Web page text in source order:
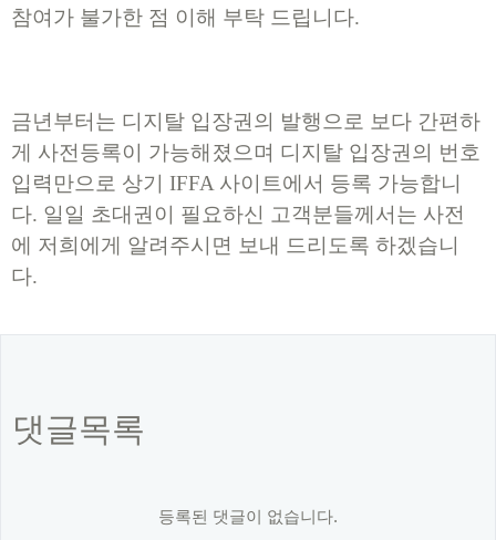
참여가 불가한 점 이해 부탁 드립니다.
금년부터는 디지탈 입장권의 발행으로 보다 간편하
게 사전등록이 가능해졌으며 디지탈 입장권의 번호
입력만으로 상기 IFFA 사이트에서 등록 가능합니
다. 일일 초대권이 필요하신 고객분들께서는 사전
에 저희에게 알려주시면 보내 드리도록 하겠습니
다.
댓글목록
등록된 댓글이 없습니다.